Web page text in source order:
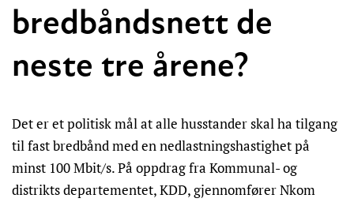
bredbåndsnett de
neste tre årene?
Det er et politisk mål at alle husstander skal ha tilgang
til fast bredbånd med en nedlastningshastighet på
minst 100 Mbit/s. På oppdrag fra Kommunal- og
distrikts departementet, KDD, gjennomfører Nkom